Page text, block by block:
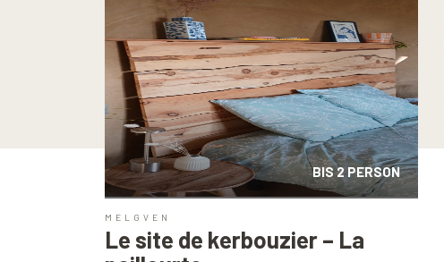
BIS 2 PERSON
MELGVEN
Le site de kerbouzier – La